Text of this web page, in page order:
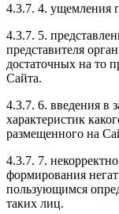
4.3.7. 4. ущемления
4.3.7. 5.
представителя
достаточных на то
Сайта.
4.3.7. 6. введения в
характеристик
размещенного на
4.3.7. 7.
формирования
пользующимся
таких лиц.